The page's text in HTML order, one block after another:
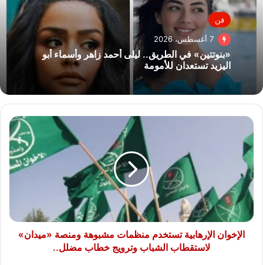
فن
7 أغسطس، 2026
«بنوتتين» في الطريق.. ليلى أحمد زاهر وأسماء أبو
اليزيد تستعدان للأمومة
الإخوان
الإرهابية
تستخدم
منظمات
مشبوهة
ومنصة
«ميدان»
لاستقطاب
الشباب
وترويج
الإخوان الإرهابية تستخدم منظمات مشبوهة ومنصة «ميدان»
لاستقطاب الشباب وترويج خطاب مضلل..